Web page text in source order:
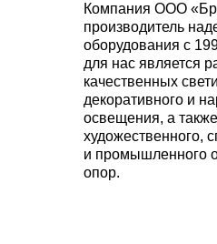
Компания ООО
производитель
оборудования с
для нас является
качественных
декоративного и
освещения, а
художественного,
и промышленного
опор.